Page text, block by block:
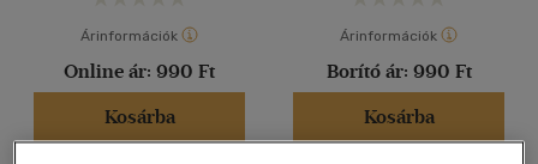
Árinformációk
Online ár: 990 Ft
Kosárba
Árinformációk
Borító ár: 990 Ft
Kosárba